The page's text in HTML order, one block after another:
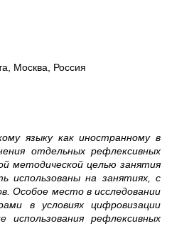
Москва, Россия
языку как иностранному в
отдельных рефлексивных
методической целью занятия
использованы на занятиях, с
Особое место в исследовании
в условиях цифровизации
рефлексивных